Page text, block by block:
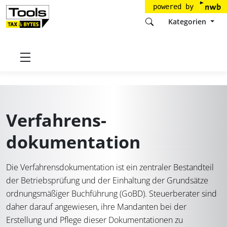
powered by
Kategorien
Verfahrens­
dokumentation
Die Verfahrensdokumentation ist ein zentraler Bestandteil
der Betriebsprüfung und der Einhaltung der Grundsätze
ordnungsmäßiger Buchführung (GoBD). Steuerberater sind
daher darauf angewiesen, ihre Mandanten bei der
Erstellung und Pflege dieser Dokumentationen zu